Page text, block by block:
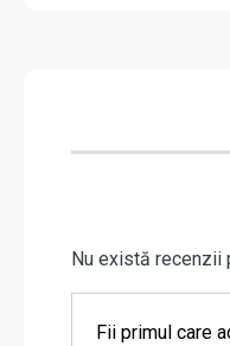
Nu există recenzii
Fii primul care